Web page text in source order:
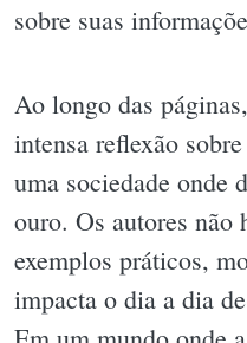
sobre suas
Ao longo das
intensa reflexão
uma sociedade onde
ouro. Os autores não
exemplos práticos,
impacta o dia a dia